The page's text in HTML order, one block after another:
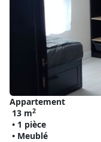
Appartement
13 m2
• 1 pièce
• Meublé